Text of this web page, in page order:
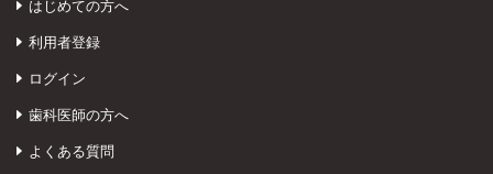
はじめての方へ
利用者登録
ログイン
歯科医師の方へ
よくある質問